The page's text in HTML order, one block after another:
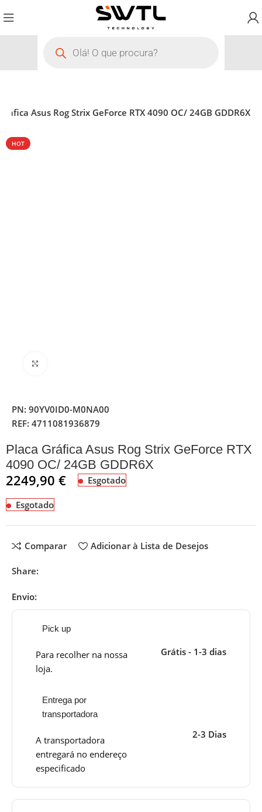
Asus Rog Strix GeForce RTX 4090 OC/ 24GB GDDR6X
HOT
PN:90YV0ID0-M0NA00
REF:4711081936879
Placa Gráfica Asus Rog Strix GeForce RTX
4090 OC/ 24GB GDDR6X
2249,90€ Esgotado
Esgotado
Comparar Adicionar à Lista de Desejos
Share:
Envio:
Pick up
Para recolher na nossa
loja.
Grátis - 1-3 dias
Entrega por
transportadora
A transportadora
entregará no endereço
especificado
2-3 Dias